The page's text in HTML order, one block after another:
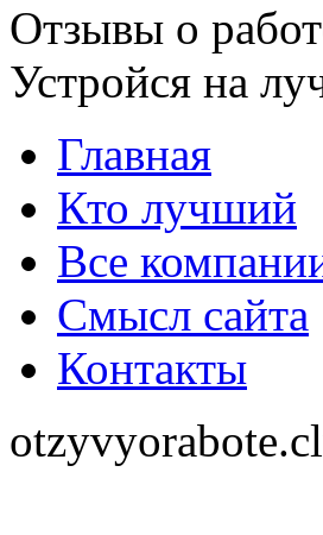
Отзывы о
Устройся на
Главная
Кто лучший
Все
Смысл сайта
Контакты